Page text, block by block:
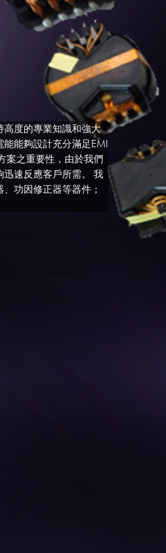
度的專業知識和強大
能夠設計充分滿足EMI
案之重要性，由於我們
速反應客戶所需。 我
功因修正器等器件；